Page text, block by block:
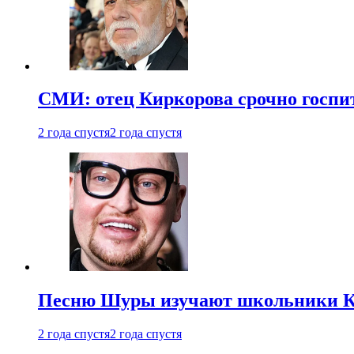
СМИ: отец Киркорова срочно
2 года спустя2 года спустя
Песню Шуры изучают школьники
2 года спустя2 года спустя